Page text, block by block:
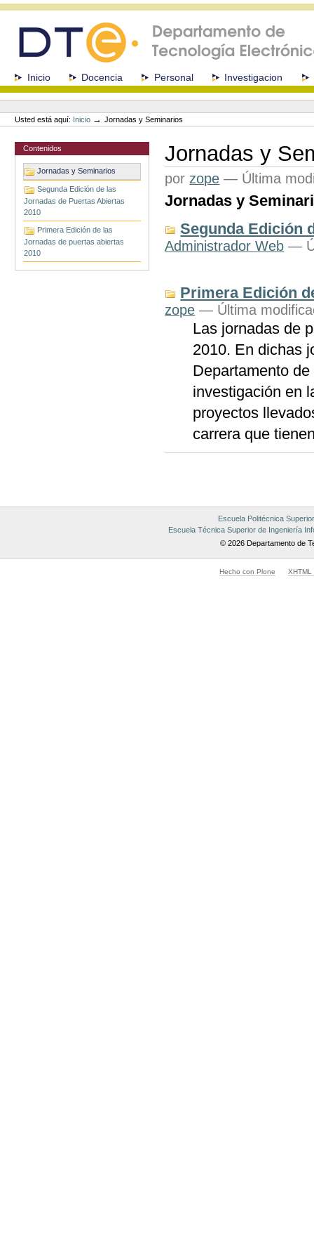
navegación
SeccionesInicio Docencia Personal Investigacion
Herramientas
Personales
Usted está aquí: Inicio →Jornadas y Seminarios
Contenidos
Jornadas y Seminarios
Segunda Edición de las
Jornadas de Puertas Abiertas
2010
Primera Edición de las
Jornadas de puertas abiertas
2010
Jornadas y
por zope — Última
Jornadas y
Segunda Edición
Administrador Web —
Primera Edición
zope — Última
Las jornadas de
2010. En dichas
Departamento
investigación en
proyectos
carrera que
Escuela Politécnica Superior
Escuela Técnica Superior de Ingeniería
© 2026 Departamento de
Hecho con Plone XHTML